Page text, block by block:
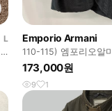
L
Emporio Armani
110-115) 엠포리오알
자켓
173,000원
9 1